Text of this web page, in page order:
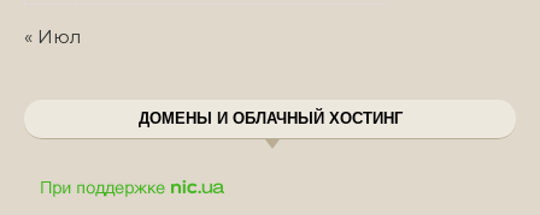
« Июл
ДОМЕНЫ И ОБЛАЧНЫЙ ХОСТИНГ